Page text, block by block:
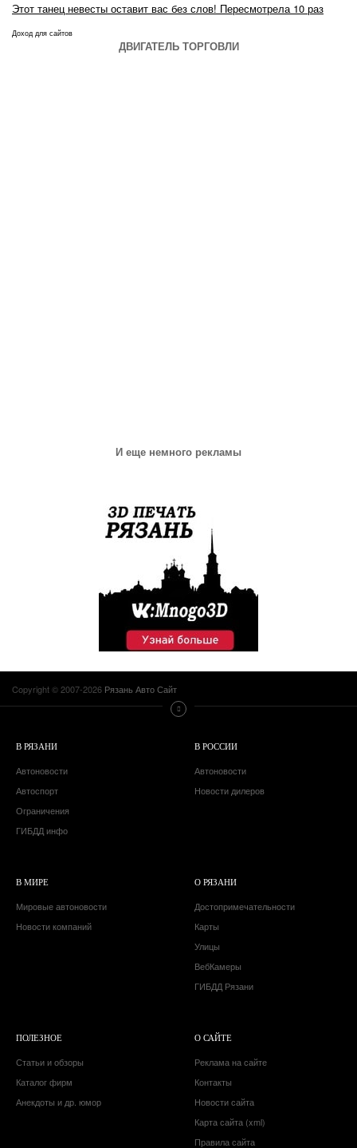
Этот танец невесты оставит вас без слов! Пересмотрела 10 раз
Доход для сайтов
ДВИГАТЕЛЬ ТОРГОВЛИ
И еще немного рекламы
Copyright © 2007-2026 Рязань Авто Сайт
В РЯЗАНИ
Автоновости
Автоспорт
Ограничения
ГИБДД инфо
В РОССИИ
Автоновости
Новости дилеров
В МИРЕ
Мировые автоновости
Новости компаний
О РЯЗАНИ
Достопримечательности
Карты
Улицы
ВебКамеры
ГИБДД Рязани
ПОЛЕЗНОЕ
Статьи и обзоры
Каталог фирм
Анекдоты и др. юмор
О САЙТЕ
Реклама на сайте
Контакты
Новости сайта
Карта сайта (xml)
Правила сайта